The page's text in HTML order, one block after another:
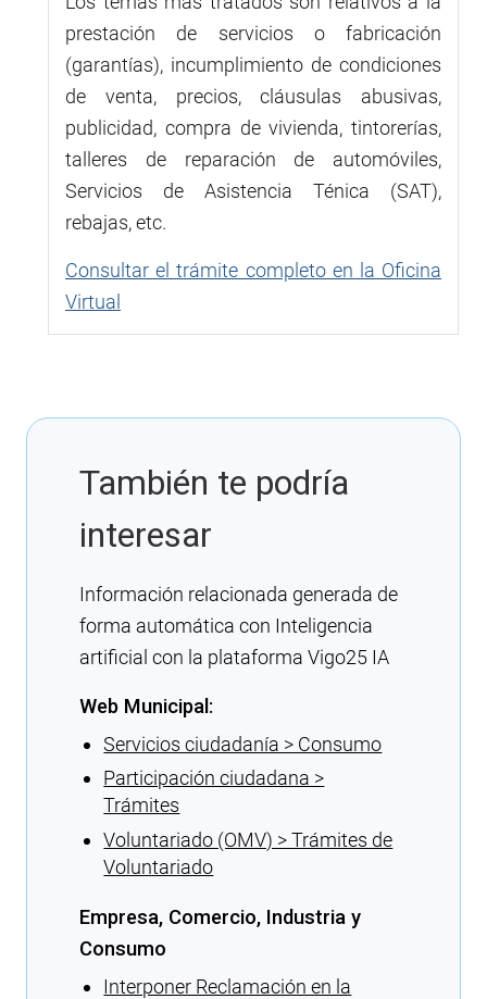
prestación de servicios o fabricación
(garantías), incumplimiento de condiciones
de venta, precios, cláusulas abusivas,
publicidad, compra de vivienda, tintorerías,
talleres de reparación de automóviles,
Servicios de Asistencia Ténica (SAT),
rebajas, etc.
Consultar el trámite completo en la Oficina
Virtual
También te podría
interesar
Información relacionada generada de
forma automática con Inteligencia
artificial con la plataforma Vigo25 IA
Web Municipal:
Servicios ciudadanía > Consumo
Participación ciudadana >
Trámites
Voluntariado (OMV) > Trámites de
Voluntariado
Empresa, Comercio, Industria y
Consumo
Interponer Reclamación en la